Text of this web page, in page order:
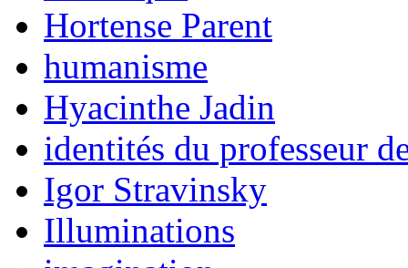
Hortense Parent
humanisme
Hyacinthe Jadin
identités du professeur
Igor Stravinsky
Illuminations